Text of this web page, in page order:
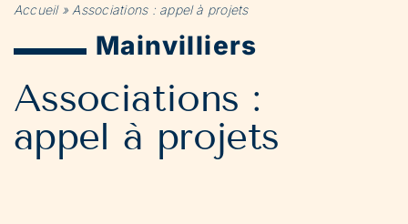
Accueil» Associations : appel à projets
Mainvilliers
Associations :
appel à projets